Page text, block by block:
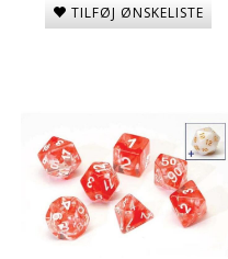
TILFØJ ØNSKELISTE